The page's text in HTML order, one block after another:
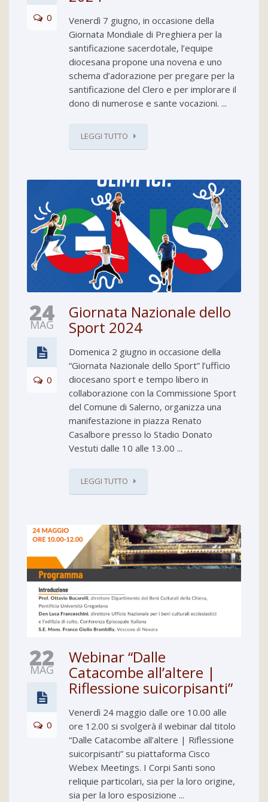
0
Venerdì 7 giugno, in occasione della
Giornata Mondiale di Preghiera per la
santificazione sacerdotale, l’equipe
diocesana propone una novena e uno
schema d’adorazione per pregare per la
santificazione del Clero e per implorare il
dono di numerose e sante vocazioni. ...
LEGGI TUTTO
24
MAG
0
Giornata Nazionale dello
Sport 2024
Domenica 2 giugno in occasione della
“Giornata Nazionale dello Sport” l’ufficio
diocesano sport e tempo libero in
collaborazione con la Commissione Sport
del Comune di Salerno, organizza una
manifestazione in piazza Renato
Casalbore presso lo Stadio Donato
Vestuti dalle 10 alle 13.00 ...
LEGGI TUTTO
22
MAG
0
Webinar “Dalle
Catacombe all’altere |
Riflessione suicorpisanti”
Venerdì 24 maggio dalle ore 10.00 alle
ore 12.00 si svolgerà il webinar dal titolo
“Dalle Catacombe all’altere | Riflessione
suicorpisanti” su piattaforma Cisco
Webex Meetings. I Corpi Santi sono
reliquie particolari, sia per la loro origine,
sia per la loro esposizione ...